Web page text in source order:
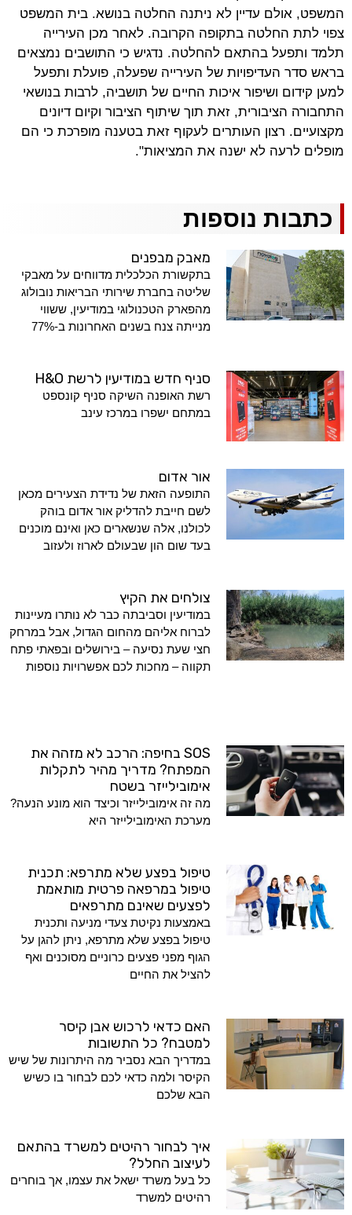
המשפט, אולם עדיין לא ניתנה החלטה בנושא. בית המשפט
צפוי לתת החלטה בתקופה הקרובה. לאחר מכן העירייה
תלמד ותפעל בהתאם להחלטה. נדגיש כי התושבים נמצאים
בראש סדר העדיפויות של העירייה שפעלה, פועלת ותפעל
למען קידום ושיפור איכות החיים של תושביה, לרבות בנושאי
התחבורה הציבורית, זאת תוך שיתוף הציבור וקיום דיונים
מקצועיים. רצון העותרים לעקוף זאת בטענה מופרכת כי הם
מופלים לרעה לא ישנה את המציאות".
כתבות נוספות
מאבק מבפנים
בתקשורת הכלכלית מדווחים על מאבקי
שליטה בחברת שירותי הבריאות נובולוג
מהפארק הטכנולוגי במודיעין, ששווי
מנייתה צנח בשנים האחרונות ב-77%
סניף חדש במודיעין לרשת H&O
רשת האופנה השיקה סניף קונספט
במתחם ישפרו במרכז עינב
אור אדום
התופעה הזאת של נדידת הצעירים מכאן
לשם חייבת להדליק אור אדום בוהק
לכולנו, אלה שנשארים כאן ואינם מוכנים
בעד שום הון שבעולם לארוז ולעזוב
צולחים את הקיץ
במודיעין וסביבתה כבר לא נותרו מעיינות
לברוח אליהם מהחום הגדול, אבל במרחק
חצי שעת נסיעה – בירושלים ובפאתי פתח
תקווה – מחכות לכם אפשרויות נוספות
SOS בחיפה: הרכב לא מזהה את
המפתח? מדריך מהיר לתקלות
אימובילייזר בשטח
מה זה אימובילייזר וכיצד הוא מונע הנעה?
מערכת האימובילייזר היא
טיפול בפצע שלא מתרפא: תכנית
טיפול במרפאה פרטית מותאמת
לפצעים שאינם מתרפאים
באמצעות נקיטת צעדי מניעה ותכנית
טיפול בפצע שלא מתרפא, ניתן להגן על
הגוף מפני פצעים כרוניים מסוכנים ואף
להציל את החיים
האם כדאי לרכוש אבן קיסר
למטבח? כל התשובות
במדריך הבא נסביר מה היתרונות של שיש
הקיסר ולמה כדאי לכם לבחור בו כשיש
הבא שלכם
איך לבחור רהיטים למשרד בהתאם
לעיצוב החלל?
כל בעל משרד ישאל את עצמו, אך בוחרים
רהיטים למשרד